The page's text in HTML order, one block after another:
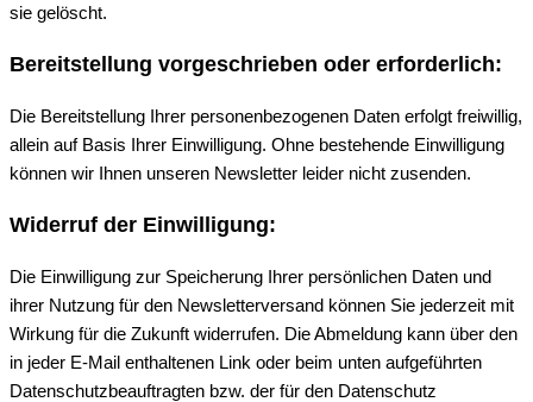
sie gelöscht.
Bereitstellung vorgeschrieben oder erforderlich:
Die Bereitstellung Ihrer personenbezogenen Daten erfolgt freiwillig,
allein auf Basis Ihrer Einwilligung. Ohne bestehende Einwilligung
können wir Ihnen unseren Newsletter leider nicht zusenden.
Widerruf der Einwilligung:
Die Einwilligung zur Speicherung Ihrer persönlichen Daten und
ihrer Nutzung für den Newsletterversand können Sie jederzeit mit
Wirkung für die Zukunft widerrufen. Die Abmeldung kann über den
in jeder E-Mail enthaltenen Link oder beim unten aufgeführten
Datenschutzbeauftragten bzw. der für den Datenschutz